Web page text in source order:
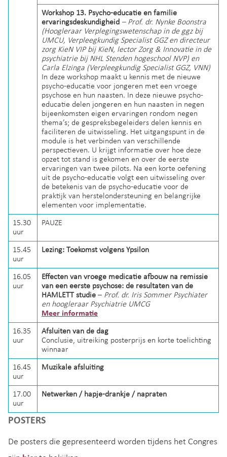
Workshop 13. Psycho-educatie en familie
ervaringsdeskundigheid – Prof. dr. Nynke Boonstra
(Hoogleraar Verplegingswetenschap in de ggz bij
UMCU, Verpleegkundig Specialist GGZ en directeur
zorg KieN VIP bij KieN, lector Zorg & Innovatie in de
psychiatrie bij NHL Stenden hogeschool NVP) en
Carla Elzinga (Verpleegkundig Specialist GGZ, VNN)
In deze workshop maakt u kennis met de nieuwe
psycho-educatie voor jongeren met een vroege
psychose en hun naasten. In deze nieuwe psycho-
educatie delen jongeren en hun naasten in negen
bijeenkomsten eigen ervaringen rondom negen
thema’s; de gespreksbegeleiders delen kennis en
faciliteren de uitwisseling. Het uitgangspunt in de
module is het verbinden van verschillende
perspectieven. U krijgt informatie over hoe deze
opzet tot stand is gekomen en over de eerste
ervaringen van twee pilots. Na een korte oefening
uit de psycho-educatie volgt een uitwisseling over
de betekenis van de psycho-educatie voor de
praktijk van herstelondersteuning en belangrijke
elementen voor implementatie.
15.30
uur
PAUZE
15.45
uur
Lezing: Toekomst volgens Ypsilon
16.05
uur
Effecten van vroege medicatie afbouw na remissie
van een eerste psychose: de resultaten van de
HAMLETT studie – Prof. dr. Iris Sommer Psychiater
en hoogleraar Psychiatrie UMCG
Meer informatie
16.35
uur
Afsluiten van de dag
Conclusie, uitreiking posterprijs en korte toelichting
winnaar
16.45
uur
Muzikale afsluiting
17.00
uur
Netwerken / hapje-drankje / napraten
POSTERS
De posters die gepresenteerd worden tijdens het Congres